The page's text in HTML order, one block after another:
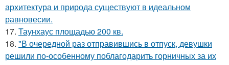
архитектура и природа существуют в идеальном
равновесии.
17. Таунхаус площадью 200 кв.
18. "В очередной раз отправившись в отпуск, девушки
решили по-особенному поблагодарить горничных за их